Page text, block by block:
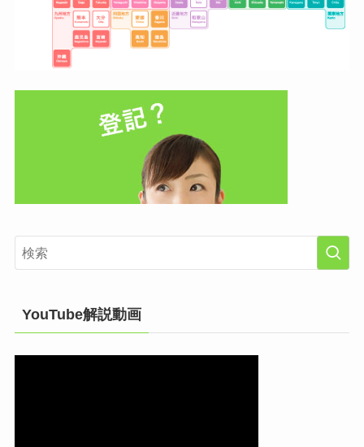
YouTube解説動画